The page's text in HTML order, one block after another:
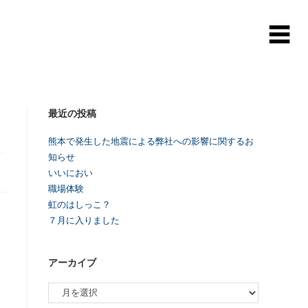
最近の投稿
熊本で発生した地震による弊社への影響に関するお
知らせ
いいにおい
職場体験
虹のはしっこ？
７月に入りました
アーカイブ